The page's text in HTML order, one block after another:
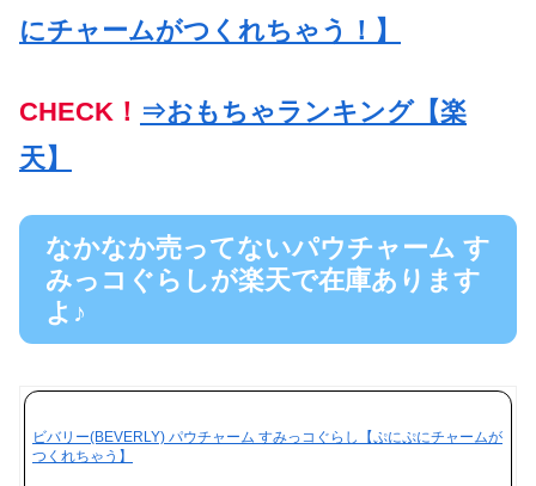
にチャームがつくれちゃう！】
CHECK！ ⇒おもちゃランキング【楽
天】
なかなか売ってないパウチャーム す
みっコぐらしが楽天で在庫あります
よ♪
ビバリー(BEVERLY) パウチャーム すみっコぐらし【ぷにぷにチャームが
つくれちゃう】